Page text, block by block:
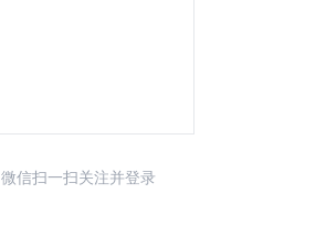
微信扫一扫关注并登录